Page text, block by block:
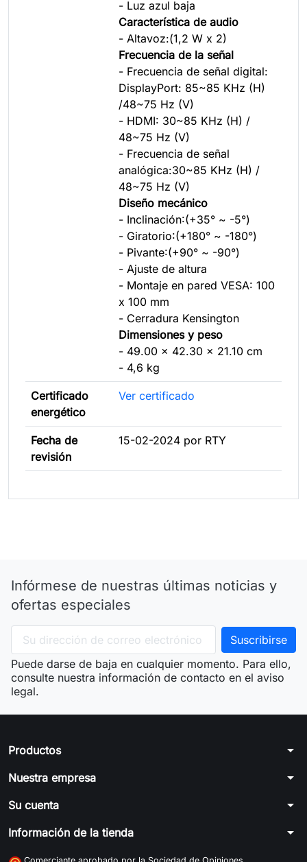
- Luz azul baja
Característica de audio
- Altavoz:(1,2 W x 2)
Frecuencia de la señal
- Frecuencia de señal digital:
DisplayPort: 85~85 KHz (H)
/48~75 Hz (V)
- HDMI: 30~85 KHz (H) /
48~75 Hz (V)
- Frecuencia de señal
analógica:30~85 KHz (H) /
48~75 Hz (V)
Diseño mecánico
- Inclinación:(+35° ~ -5°)
- Giratorio:(+180° ~ -180°)
- Pivante:(+90° ~ -90°)
- Ajuste de altura
- Montaje en pared VESA: 100
x 100 mm
- Cerradura Kensington
Dimensiones y peso
- 49.00 x 42.30 x 21.10 cm
- 4,6 kg
Certificado
energético
Ver certificado
Fecha de
revisión
15-02-2024 por RTY
Infórmese de nuestras últimas noticias y
ofertas especiales
Puede darse de baja en cualquier momento. Para ello,
consulte nuestra información de contacto en el aviso
legal.
Productos arrow_drop_down
Nuestra empresa arrow_drop_down
Su cuenta arrow_drop_down
Información de la tienda arrow_drop_down